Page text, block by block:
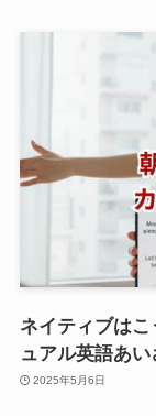
ネイティブは
ュアル英語あ
2025年5月6日